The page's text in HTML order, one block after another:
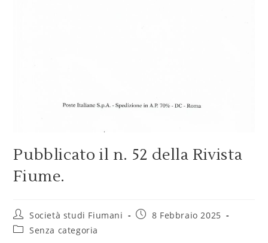
Pubblicato il n. 52 della Rivista
Fiume.
Società studi Fiumani
8 Febbraio 2025
Senza categoria